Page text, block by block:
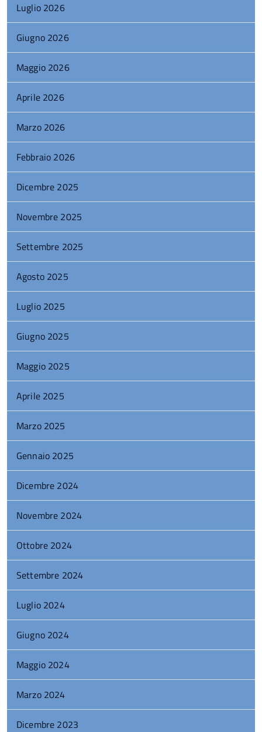
Luglio 2026
Giugno 2026
Maggio 2026
Aprile 2026
Marzo 2026
Febbraio 2026
Dicembre 2025
Novembre 2025
Settembre 2025
Agosto 2025
Luglio 2025
Giugno 2025
Maggio 2025
Aprile 2025
Marzo 2025
Gennaio 2025
Dicembre 2024
Novembre 2024
Ottobre 2024
Settembre 2024
Luglio 2024
Giugno 2024
Maggio 2024
Marzo 2024
Dicembre 2023